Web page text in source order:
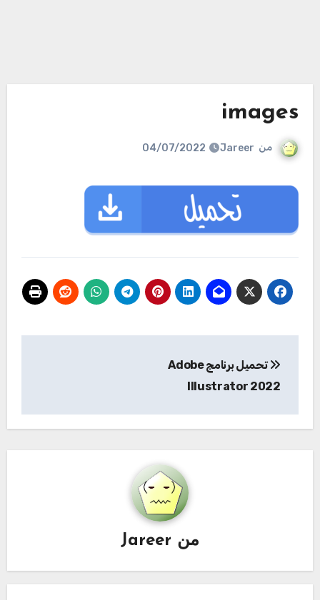
images
من Jareer
04/07/2022
المقالات
تحميل برنامج Adobe
Illustrator 2022
من Jareer